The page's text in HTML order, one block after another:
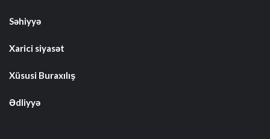
Səhiyyə
Xarici siyasət
Xüsusi Buraxılış
Ədliyyə